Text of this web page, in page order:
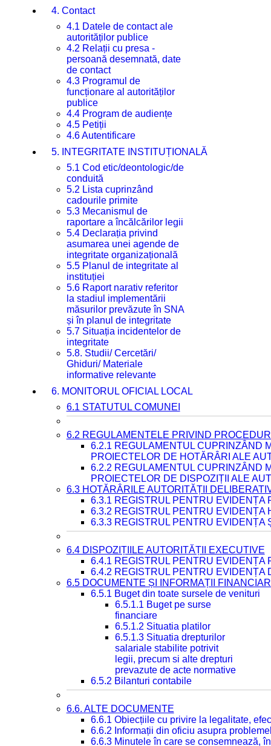
4. Contact
4.1 Datele de contact ale
autorităților publice
4.2 Relații cu presa -
persoană desemnată, date
de contact
4.3 Programul de
funcționare al autorităților
publice
4.4 Program de audiențe
4.5 Petiții
4.6 Autentificare
5. INTEGRITATE INSTITUȚIONALĂ
5.1 Cod etic/deontologic/de
conduită
5.2 Lista cuprinzând
cadourile primite
5.3 Mecanismul de
raportare a încălcărilor legii
5.4 Declarația privind
asumarea unei agende de
integritate organizațională
5.5 Planul de integritate al
instituției
5.6 Raport narativ referitor
la stadiul implementării
măsurilor prevăzute în SNA
și în planul de integritate
5.7 Situația incidentelor de
integritate
5.8. Studii/ Cercetări/
Ghiduri/ Materiale
informative relevante
6. MONITORUL OFICIAL LOCAL
6.1 STATUTUL COMUNEI
6.2 REGULAMENTELE PRIVIND
6.2.1 REGULAMENTUL CUPRINZÂND
PROIECTELOR DE HOTĂRÂRI ALE
6.2.2 REGULAMENTUL CUPRINZÂND
PROIECTELOR DE DISPOZIȚII ALE
6.3 HOTĂRÂRILE AUTORITĂȚII
6.3.1 REGISTRUL PENTRU EVIDENȚA
6.3.2 REGISTRUL PENTRU EVIDENȚA
6.3.3 REGISTRUL PENTRU EVIDENȚA
6.4 DISPOZIȚIILE AUTORITĂȚII EXECUTIVE
6.4.1 REGISTRUL PENTRU EVIDENȚA
6.4.2 REGISTRUL PENTRU EVIDENȚA
6.5 DOCUMENTE ȘI INFORMAȚII
6.5.1 Buget din toate sursele de venituri
6.5.1.1 Buget pe surse
financiare
6.5.1.2 Situatia platilor
6.5.1.3 Situatia drepturilor
salariale stabilite potrivit
legii, precum si alte drepturi
prevazute de acte normative
6.5.2 Bilanturi contabile
6.6. ALTE DOCUMENTE
6.6.1 Obiecțiile cu privire la legalitate,
6.6.2 Informații din oficiu asupra
6.6.3 Minutele în care se consemnează,